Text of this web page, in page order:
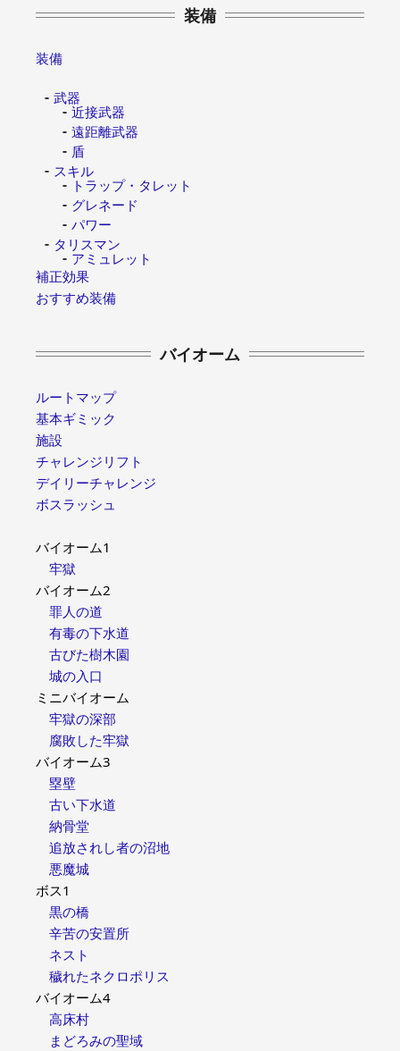
装備
装備
武器
近接武器
遠距離武器
盾
スキル
トラップ・タレット
グレネード
パワー
タリスマン
アミュレット
補正効果
おすすめ装備
バイオーム
ルートマップ
基本ギミック
施設
チャレンジリフト
デイリーチャレンジ
ボスラッシュ
バイオーム1
牢獄
バイオーム2
罪人の道
有毒の下水道
古びた樹木園
城の入口
ミニバイオーム
牢獄の深部
腐敗した牢獄
バイオーム3
塁壁
古い下水道
納骨堂
追放されし者の沼地
悪魔城
ボス1
黒の橋
辛苦の安置所
ネスト
穢れたネクロポリス
バイオーム4
高床村
まどろみの聖域